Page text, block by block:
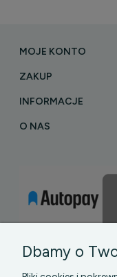
MOJE KONTO
ZAKUP
INFORMACJE
O NAS
Dbamy o